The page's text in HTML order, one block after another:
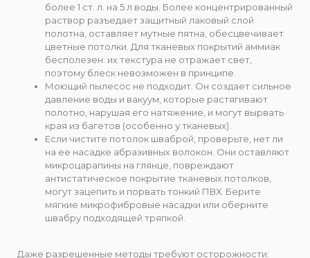
более 1 ст. л. на 5 л воды. Более концентрированный
раствор разъедает защитный лаковый слой
полотна, оставляет мутные пятна, обесцвечивает
цветные потолки. Для тканевых покрытий аммиак
бесполезен: их текстура не отражает свет,
поэтому блеск невозможен в принципе.
Моющий пылесос не подходит. Он создает сильное
давление воды и вакуум, которые растягивают
полотно, нарушая его натяжение, и могут вырвать
края из багетов (особенно у тканевых).
Если чистите потолок шваброй, проверьте, нет ли
на ее насадке абразивных волокон. Они оставляют
микроцарапины на глянце, повреждают
антистатическое покрытие тканевых потолков,
могут зацепить и порвать тонкий ПВХ. Берите
мягкие микрофибровые насадки или оберните
швабру подходящей тряпкой.
Даже разрешенные методы требуют осторожности: